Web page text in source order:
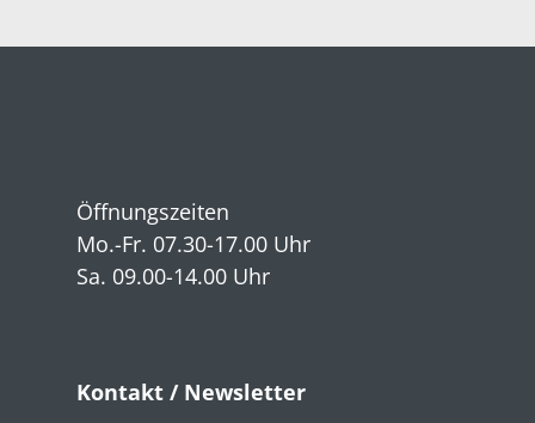
Öffnungszeiten
Mo.-Fr. 07.30-17.00 Uhr
Sa. 09.00-14.00 Uhr
Kontakt / Newsletter